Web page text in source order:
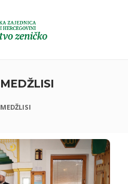
MEDŽLISI
MEDŽLISI